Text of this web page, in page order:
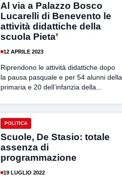
Al via a Palazzo Bosco
Lucarelli di Benevento le
attività didattiche della
scuola Pieta’
12 APRILE 2023
Riprendono le attività didattiche dopo
la pausa pasquale e per 54 alunni della
primaria e 20 dell’infanzia della...
POLITICA
Scuole, De Stasio: totale
assenza di
programmazione
19 LUGLIO 2022